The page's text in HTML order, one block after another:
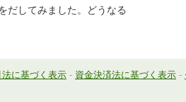
だしてみました。どうなる
に基づく表示 - 資金決済法に基づく表示 -